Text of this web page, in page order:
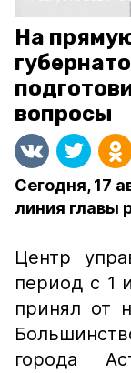
На
вопросы
Сегодня, 17
линия главы
Центр
период с 1
принял от
города